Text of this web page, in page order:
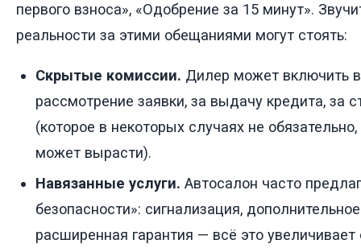
первого взноса», «Одобрение за 15 минут».
реальности за этими обещаниями могут стоять:
Скрытые комиссии. Дилер может включить
рассмотрение заявки, за выдачу кредита, за
(которое в некоторых случаях не
может вырасти).
Навязанные услуги. Автосалон часто
безопасности»: сигнализация,
расширенная гарантия — всё это